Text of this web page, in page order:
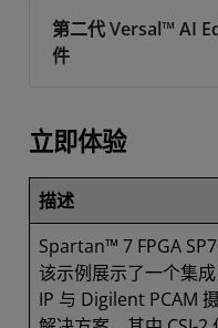
第二代 Versal™ AI
件
立即体验
描述
Spartan™ 7 FPGA
该示例展示了一个集
IP 与 Digilent PCAM